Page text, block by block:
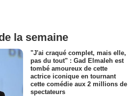
la semaine
"J'ai craqué complet, mais elle,
pas du tout" : Gad Elmaleh est
tombé amoureux de cette
actrice iconique en tournant
cette comédie aux 2 millions de
spectateurs